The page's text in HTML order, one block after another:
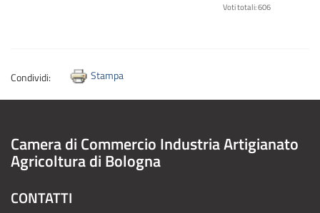
Voti totali: 606
Condividi: Stampa
Camera di Commercio Industria Artigianato
Agricoltura di Bologna
CONTATTI